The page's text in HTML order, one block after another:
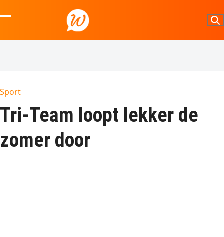
to
mobile
mobile
Sport
Tri-Team loopt lekker de
zomer door